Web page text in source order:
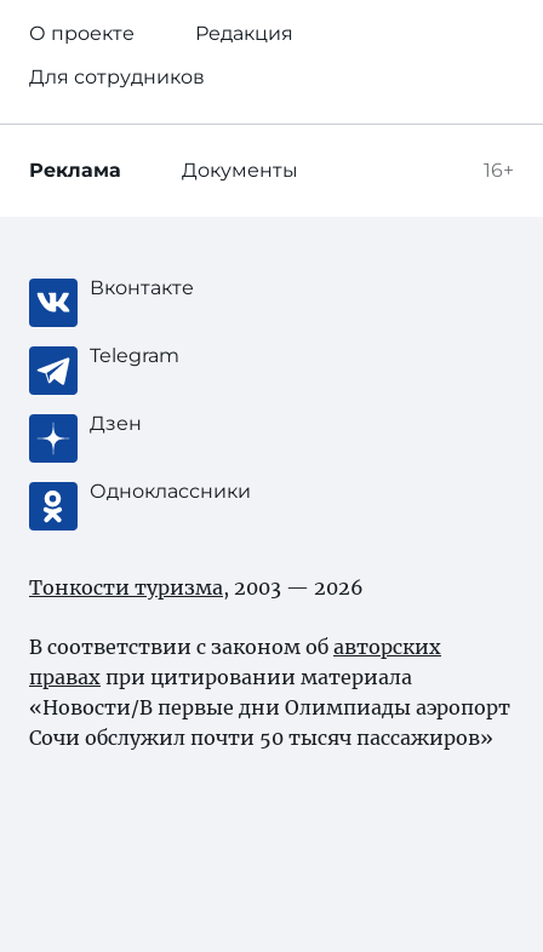
О проекте
Редакция
Для сотрудников
16+
Реклама Документы
Вконтакте
Telegram
Дзен
Одноклассники
Тонкости туризма, 2003 — 2026
В соответствии с законом об авторских
правах при цитировании материала
«Новости/В первые дни Олимпиады аэропорт
Сочи обслужил почти 50 тысяч пассажиров»